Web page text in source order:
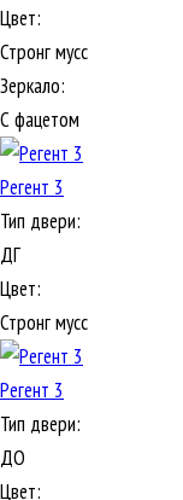
Цвет:
Стронг мусс
Зеркало:
С фацетом
Регент 3
Тип двери:
ДГ
Цвет:
Стронг мусс
Регент 3
Тип двери:
ДО
Цвет: